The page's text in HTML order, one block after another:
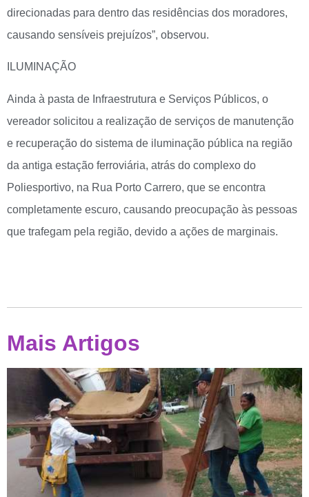
direcionadas para dentro das residências dos moradores,
causando sensíveis prejuízos”, observou.
ILUMINAÇÃO
Ainda à pasta de Infraestrutura e Serviços Públicos, o
vereador solicitou a realização de serviços de manutenção
e recuperação do sistema de iluminação pública na região
da antiga estação ferroviária, atrás do complexo do
Poliesportivo, na Rua Porto Carrero, que se encontra
completamente escuro, causando preocupação às pessoas
que trafegam pela região, devido a ações de marginais.
Mais Artigos